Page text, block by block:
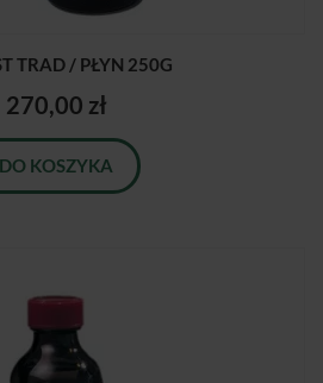
TRAD / PŁYN 250G
270,00 zł
DO KOSZYKA